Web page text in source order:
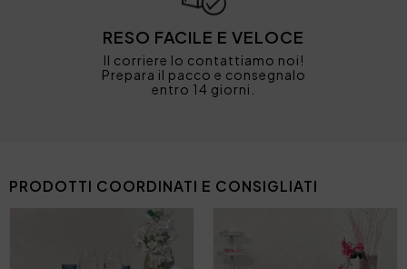
RESO FACILE E VELOCE
Il corriere lo contattiamo noi!
Prepara il pacco e consegnalo
entro 14 giorni.
PRODOTTI COORDINATI E CONSIGLIATI